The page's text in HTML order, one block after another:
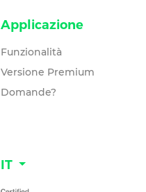
Applicazione
Funzionalità
Versione Premium
Domande?
IT